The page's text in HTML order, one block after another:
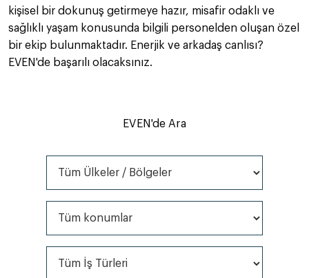
kişisel bir dokunuş getirmeye hazır, misafir odaklı ve
sağlıklı yaşam konusunda bilgili personelden oluşan özel
bir ekip bulunmaktadır. Enerjik ve arkadaş canlısı?
EVEN'de başarılı olacaksınız.​
EVEN'de Ara
Tüm Ülkeler / Bölgeler